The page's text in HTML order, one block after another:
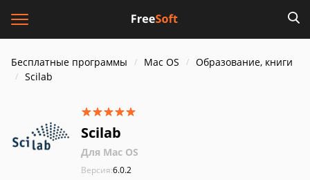
Бесплатные программы Mac OS
Образование, книги
Scilab
Scilab
Для Mac OS
Версия:6.0.2